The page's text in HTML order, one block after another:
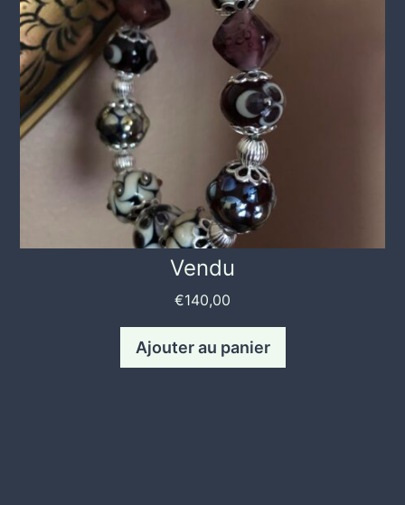
Vendu
€140,00
Ajouter au panier